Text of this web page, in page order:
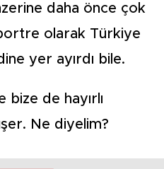
daha önce çok
olarak Türkiye
yer ayırdı bile.
bize de hayırlı
Ne diyelim?